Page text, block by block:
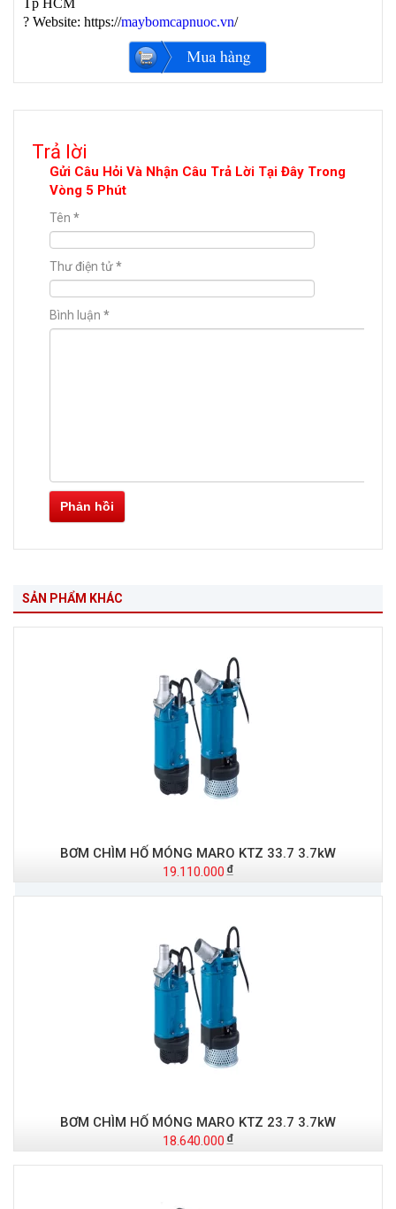
Tp HCM
? Website: https://maybomcapnuoc.vn/
Trả lời
Gửi Câu Hỏi Và Nhận Câu Trả Lời Tại Đây Trong
Vòng 5 Phút
Tên *
Thư điện tử*
Bình luận *
Phản hồi
SẢN PHẨM KHÁC
BƠM CHÌM HỐ MÓNG MARO KTZ 33.7 3.7kW
19.110.000
BƠM CHÌM HỐ MÓNG MARO KTZ 23.7 3.7kW
18.640.000